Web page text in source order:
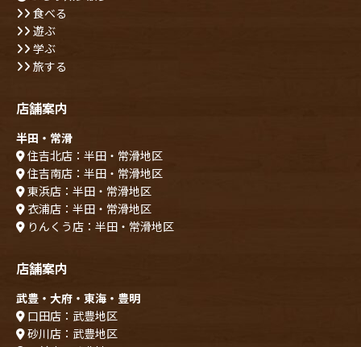
食べる
遊ぶ
学ぶ
旅する
店舗案内
半田・常滑
住吉北店：半田・常滑地区
住吉南店：半田・常滑地区
東浜店：半田・常滑地区
衣浦店：半田・常滑地区
りんくう店：半田・常滑地区
店舗案内
武豊・大府・東海・豊明
口田店：武豊地区
砂川店：武豊地区